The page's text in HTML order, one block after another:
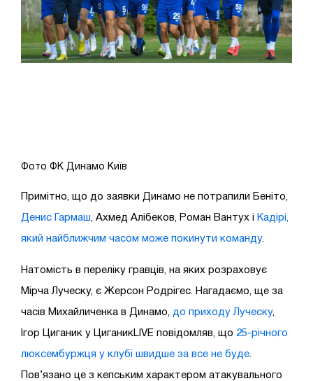
Фото ФК Динамо Київ
Примітно, що до заявки Динамо не потрапили Беніто,
Денис Гармаш , Ахмед Алібеков, Роман Вантух і Кадірі,
який найближчим часом може покинути команду.
Натомість в переліку гравців, на яких розраховує
Мірча Луческу, є Жерсон Родрігес. Нагадаємо, ще за
часів Михайличенка в Динамо, до приходу Луческу,
Ігор Циганик у ЦиганикLIVE повідомляв, що 25-річного
люксембуржця у клубі швидше за все не буде
Пов’язано це з кепським характером атакувального